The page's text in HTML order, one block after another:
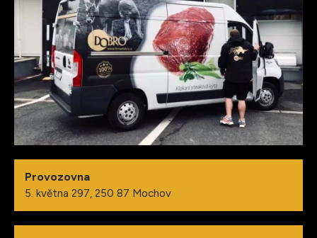
Provozovna
5. května 297, 250 87 Mochov